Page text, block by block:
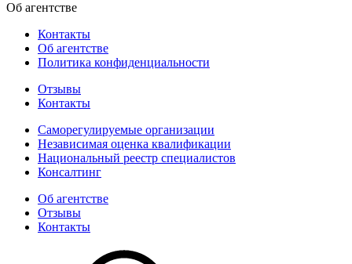
Об агентстве
Контакты
Об агентстве
Политика конфиденциальности
Отзывы
Контакты
Саморегулируемые организации
Независимая оценка квалификации
Национальный реестр специалистов
Консалтинг
Об агентстве
Отзывы
Контакты